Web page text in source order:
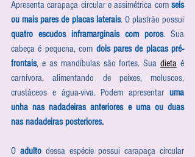
Apresenta carapaça circular e assimétrica com seis
ou mais pares de placas laterais
quatro escudos inframarginais com poros. Sua
cabeça é pequena, com dois pares de placas pré-
frontais, e as mandíbulas são fortes. Sua dieta é
carnívora, alimentando de peixes, moluscos,
crustáceos e água-viva. Podem apresentar uma
unha nas nadadeiras anteriores e uma ou duas
nas nadadeiras posteriores.
O adulto dessa espécie possui carapaça circular